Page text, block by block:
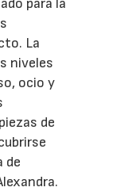
para la
La
niveles
ocio y
de
de